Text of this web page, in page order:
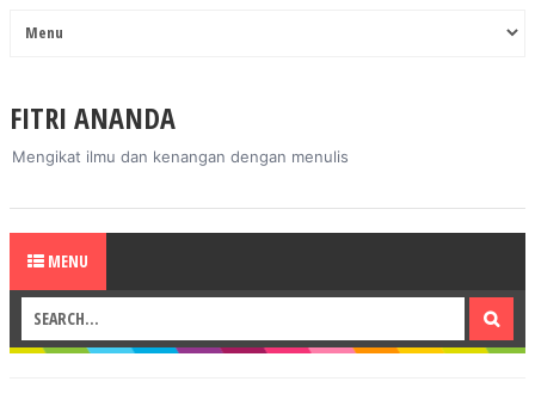
FITRI ANANDA
Mengikat ilmu dan kenangan dengan menulis
MENU